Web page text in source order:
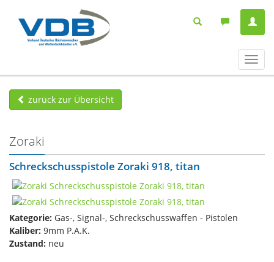
ein-/
zurück zur Übersicht
Zoraki
Schreckschusspistole Zoraki 918, titan
Kategorie: Gas-, Signal-, Schreckschusswaffen - Pistolen
Kaliber: 9mm P.A.K.
Zustand: neu